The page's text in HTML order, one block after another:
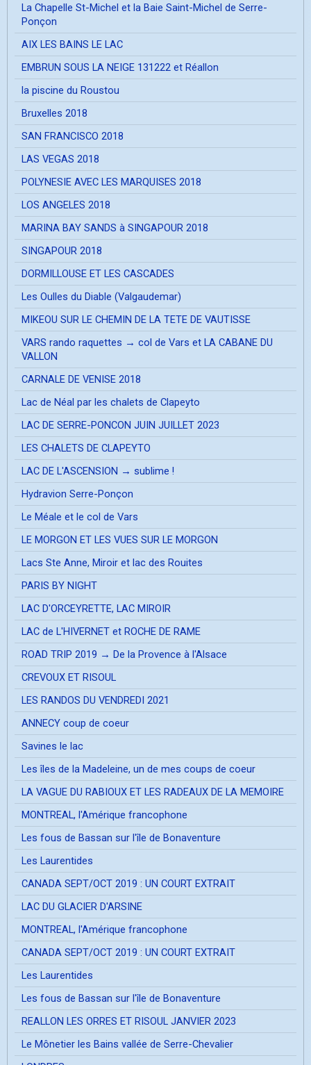
La Chapelle St-Michel et la Baie Saint-Michel de Serre-
Ponçon
AIX LES BAINS LE LAC
EMBRUN SOUS LA NEIGE 131222 et Réallon
la piscine du Roustou
Bruxelles 2018
SAN FRANCISCO 2018
LAS VEGAS 2018
POLYNESIE AVEC LES MARQUISES 2018
LOS ANGELES 2018
MARINA BAY SANDS à SINGAPOUR 2018
SINGAPOUR 2018
DORMILLOUSE ET LES CASCADES
Les Oulles du Diable (Valgaudemar)
MIKEOU SUR LE CHEMIN DE LA TETE DE VAUTISSE
VARS rando raquettes → col de Vars et LA CABANE DU
VALLON
CARNALE DE VENISE 2018
Lac de Néal par les chalets de Clapeyto
LAC DE SERRE-PONCON JUIN JUILLET 2023
LES CHALETS DE CLAPEYTO
LAC DE L'ASCENSION → sublime !
Hydravion Serre-Ponçon
Le Méale et le col de Vars
LE MORGON ET LES VUES SUR LE MORGON
Lacs Ste Anne, Miroir et lac des Rouites
PARIS BY NIGHT
LAC D'ORCEYRETTE, LAC MIROIR
LAC de L'HIVERNET et ROCHE DE RAME
ROAD TRIP 2019 → De la Provence à l'Alsace
CREVOUX ET RISOUL
LES RANDOS DU VENDREDI 2021
ANNECY coup de coeur
Savines le lac
Les îles de la Madeleine, un de mes coups de coeur
LA VAGUE DU RABIOUX ET LES RADEAUX DE LA MEMOIRE
MONTREAL, l'Amérique francophone
Les fous de Bassan sur l'île de Bonaventure
Les Laurentides
CANADA SEPT/OCT 2019 : UN COURT EXTRAIT
LAC DU GLACIER D'ARSINE
MONTREAL, l'Amérique francophone
CANADA SEPT/OCT 2019 : UN COURT EXTRAIT
Les Laurentides
Les fous de Bassan sur l'île de Bonaventure
REALLON LES ORRES ET RISOUL JANVIER 2023
Le Mônetier les Bains vallée de Serre-Chevalier